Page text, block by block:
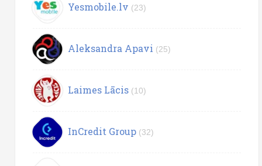
Yesmobile.lv (23)
Aleksandra Apavi (25)
Laimes Lācis (10)
InCredit Group (32)